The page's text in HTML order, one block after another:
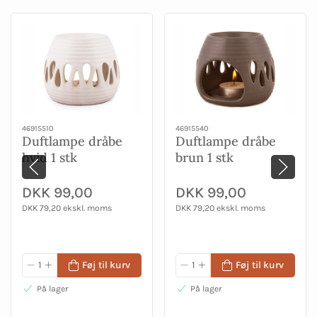
46915510
Duftlampe dråbe
hvid 1 stk
DKK 99,00
DKK 79,20 ekskl. moms
Føj til kurv
På lager
46915540
Duftlampe dråbe
brun 1 stk
DKK 99,00
DKK 79,20 ekskl. moms
Føj til kurv
På lager